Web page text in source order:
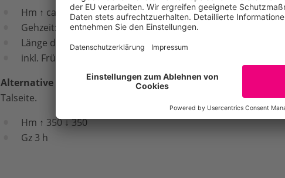
Hm ↑ ca. 700 ↓ ca. 700
Gehzeit: ca. 6 Stunden
Länge der Strecke: ca. 9 Kilometer
inkl. Frühstück & Abendessen
Alternative bei unsicherem Wetter:Ochsnerwaldweg auf der
Talseite.
Hm ↑ 350 ↓ 350
Gz 3 h